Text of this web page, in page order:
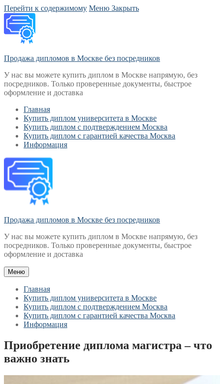
Перейти к содержимому Меню Закрыть
Продажа дипломов в Москве без посредников
У нас вы можете купить диплом в Москве напрямую, без
посредников. Только проверенные документы, быстрое
оформление и доставка
Главная
Купить диплом университета в Москве
Купить диплом с подтверждением Москва
Купить диплом с гарантией качества Москва
Информация
Продажа дипломов в Москве без посредников
У нас вы можете купить диплом в Москве напрямую, без
посредников. Только проверенные документы, быстрое
оформление и доставка
Меню
Главная
Купить диплом университета в Москве
Купить диплом с подтверждением Москва
Купить диплом с гарантией качества Москва
Информация
Приобретение диплома магистра – что
важно знать